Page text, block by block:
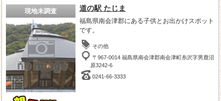
現地未調査 道の駅 たじま
福島県南会津郡にある子供とお出かけスポット
です。
その他
〒967-0014 福島県南会津郡南会津町糸沢字男鹿沼
原3242-6
0241-66-3333